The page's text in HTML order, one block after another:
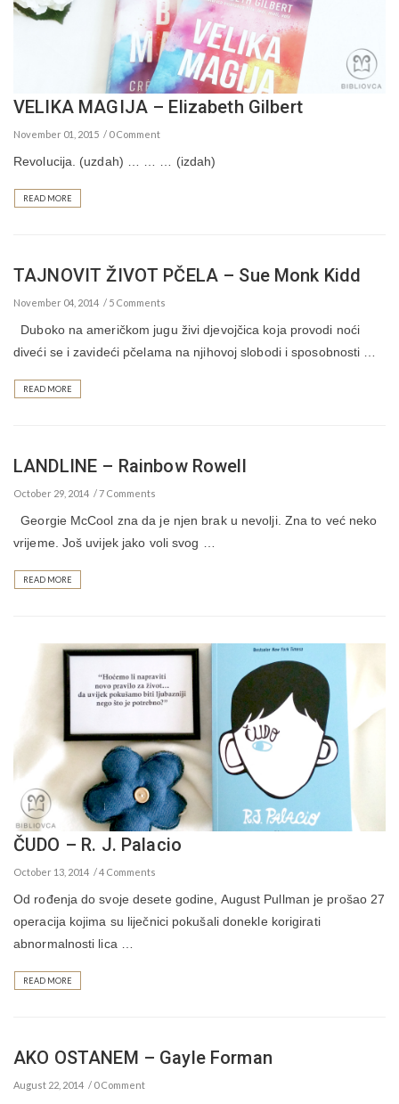
VELIKA MAGIJA – Elizabeth Gilbert
November 01, 2015 0 Comment
Revolucija. (uzdah) … … … (izdah)
READ MORE
TAJNOVIT ŽIVOT PČELA – Sue Monk Kidd
November 04, 2014 5 Comments
Duboko na američkom jugu živi djevojčica koja provodi noći
diveći se i zavideći pčelama na njihovoj slobodi i sposobnosti …
READ MORE
LANDLINE – Rainbow Rowell
October 29, 2014 7 Comments
Georgie McCool zna da je njen brak u nevolji. Zna to već neko
vrijeme. Još uvijek jako voli svog …
READ MORE
ČUDO – R. J. Palacio
October 13, 2014 4 Comments
Od rođenja do svoje desete godine, August Pullman je prošao 27
operacija kojima su liječnici pokušali donekle korigirati
abnormalnosti lica …
READ MORE
AKO OSTANEM – Gayle Forman
August 22, 2014 0 Comment